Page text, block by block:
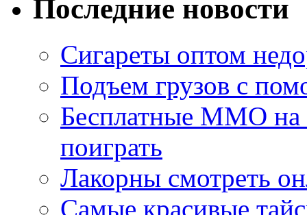
Последние новости
Сигареты оптом
Подъем грузов с
Бесплатные MMO
поиграть
Лакорны смотреть
Самые красивые